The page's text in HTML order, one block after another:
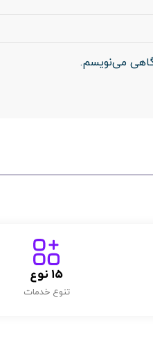
می‌نویسم.
تنوع خدمات
15